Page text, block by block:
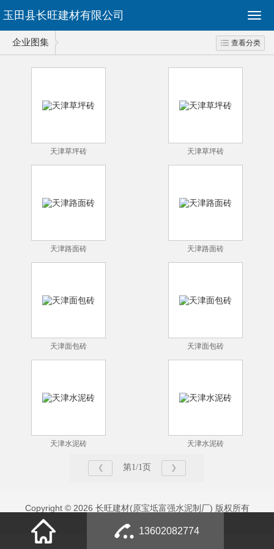
玉田县长旺建材有限公司
企业图集 查看分类
天津草坪砖 天津草坪砖
天津路面砖 天津路面砖
天津面包砖 天津面包砖
天津水泥砖 天津水泥砖
第1/1页
Copyright © 2026 长旺建材(原宝坻富强水泥制厂) 版权所有
13602082774